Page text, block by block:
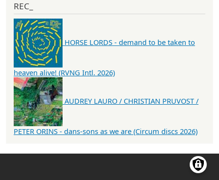
REC_
HORSE LORDS - demand to be taken to
heaven alive! (RVNG Intl. 2026)
AUDREY LAURO / CHRISTIAN PRUVOST /
PETER ORINS - dans-sons as we are (Circum discs 2026)